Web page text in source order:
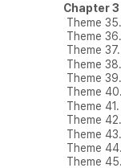
Chapter 3
Theme
Theme 36.
Theme 37.
Theme 38.
Theme 39.
Theme 40.
Theme
Theme
Theme 43.
Theme
Theme